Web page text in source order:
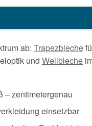
ab: Trapezbleche
und Wellbleche
– zentimetergenau
einsetzbar